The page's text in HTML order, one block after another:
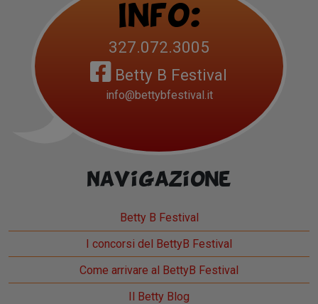
Info:
327.072.3005
Betty B Festival
info@bettybfestival.it
Navigazione
Betty B Festival
I concorsi del BettyB Festival
Come arrivare al BettyB Festival
Il Betty Blog